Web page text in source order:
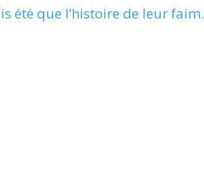
été que l’histoire de leur faim.